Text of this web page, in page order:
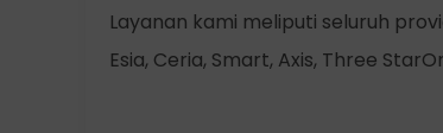
Layanan kami meliputi seluruh
Esia, Ceria, Smart, Axis, Three